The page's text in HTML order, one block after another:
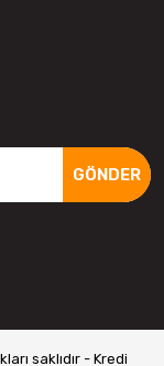
GÖNDER
saklıdır - Kredi